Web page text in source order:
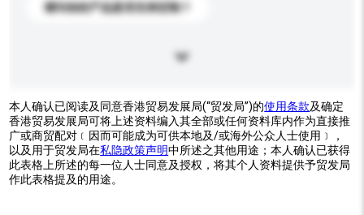
请问你的产品是否支持定制？
本人确认已阅读及同意香港贸易发展局(“贸发局”)的使用条款及确定
香港贸易发展局可将上述资料编入其全部或任何资料库内作为直接推
广或商贸配对﹝因而可能成为可供本地及/或海外公众人士使用﹞，
以及用于贸发局在私隐政策声明中所述之其他用途；本人确认已获得
此表格上所述的每一位人士同意及授权，将其个人资料提供予贸发局
作此表格提及的用途。